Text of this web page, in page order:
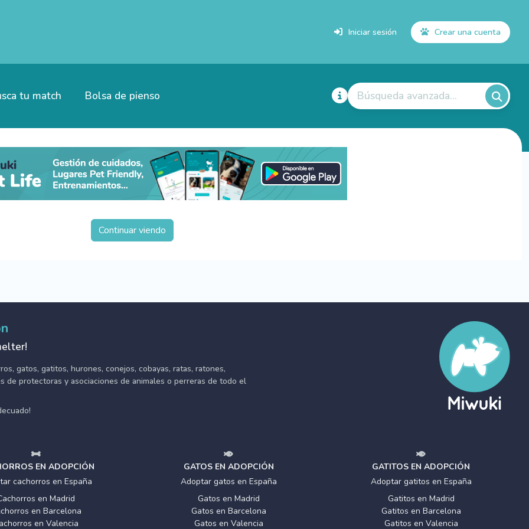
Iniciar sesión Crear una cuenta
tu match Bolsa de pienso Búsqueda avanzada...
Continuar viendo
gatos, gatitos, hurones, conejos, cobayas, ratas, ratones,
de protectoras y asociaciones de animales o perreras de todo el
EN ADOPCIÓN
cachorros en España
en Madrid
en Barcelona
en Valencia
GATOS EN ADOPCIÓN
Adoptar gatos en España
Gatos en Madrid
Gatos en Barcelona
Gatos en Valencia
GATITOS EN ADOPCIÓN
Adoptar gatitos en España
Gatitos en Madrid
Gatitos en Barcelona
Gatitos en Valencia